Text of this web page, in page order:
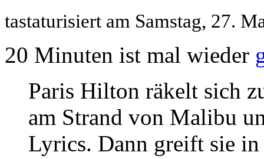
tastaturisiert am Samstag, 27.
20 Minuten ist mal wieder
Paris Hilton räkelt sich
am Strand von Malibu
Lyrics. Dann greift sie in